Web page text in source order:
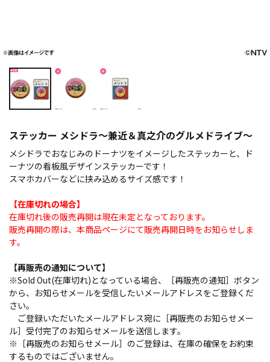
ステッカー メシドラ～兼近＆真之介のグルメドライブ～
メシドラでおなじみのドーナツをイメージしたステッカーと、ド
ーナツの看板風デザインステッカーです！
スマホカバーなどに挟み込めるサイズ感です！
【在庫切れの場合】
在庫切れ後の販売再開は現在未定となっております。
販売再開の際は、本商品ページにて販売再開日時をお知らせしま
す。
【再販売の通知について】
※Sold Out(在庫切れ)となっている場合、［再販売の通知］ボタン
から、お知らせメールを受信したいメールアドレスをご登録くだ
さい。
ご登録いただいたメールアドレス宛に［再販売のお知らせメー
ル］受付完了のお知らせメールを送信します。
※［再販売のお知らせメール］のご登録は、在庫の確保をお約束
するものではございません。